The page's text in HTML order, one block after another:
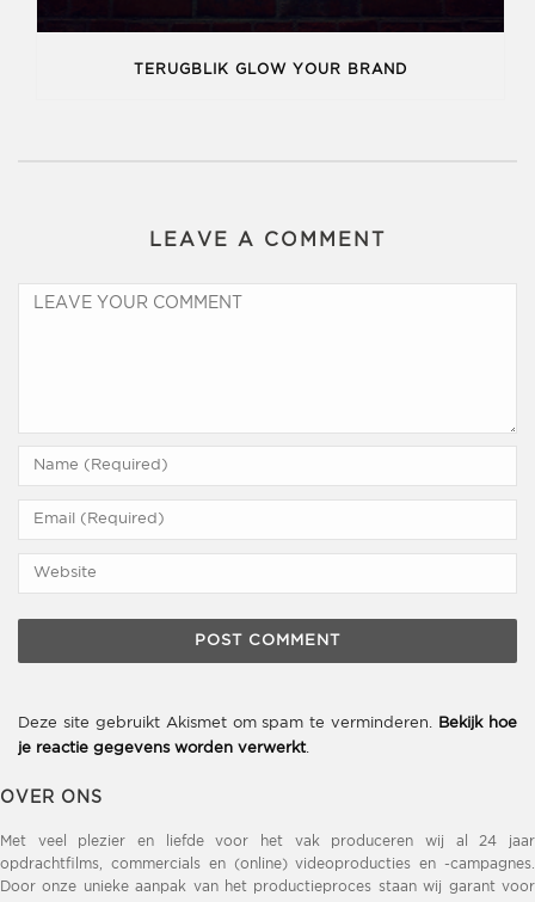
TERUGBLIK GLOW YOUR BRAND
LEAVE A COMMENT
Deze site gebruikt Akismet om spam te verminderen.
Bekijk hoe
je reactie gegevens worden verwerkt.
OVER ONS
Met veel plezier en liefde voor het vak produceren wij al 24 jaar
opdrachtfilms, commercials en (online) videoproducties en -campagnes.
Door onze unieke aanpak van het productieproces staan wij garant voor